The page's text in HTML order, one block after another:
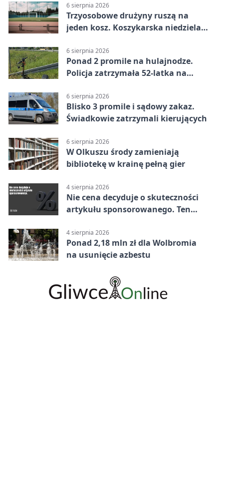
6 sierpnia 2026
Trzyosobowe drużyny ruszą na
jeden kosz. Koszykarska niedziela
6 sierpnia 2026
Ponad 2 promile na hulajnodze.
Policja zatrzymała 52-latka na
6 sierpnia 2026
Blisko 3 promile i sądowy zakaz.
Świadkowie zatrzymali kierujących
6 sierpnia 2026
W Olkuszu środy zamieniają
bibliotekę w krainę pełną gier
4 sierpnia 2026
Nie cena decyduje o skuteczności
artykułu sponsorowanego. Ten
4 sierpnia 2026
Ponad 2,18 mln zł dla Wolbromia
na usunięcie azbestu